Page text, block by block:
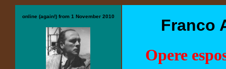
online (again!) from 1 November 2010
Franco
Opere